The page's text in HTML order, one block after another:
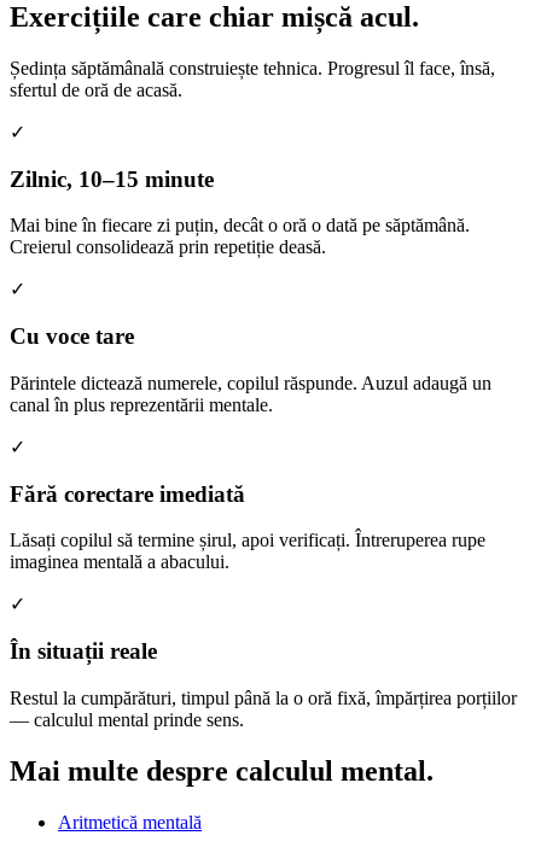
Exercițiile care chiar mișcă acul.
Ședința săptămânală construiește tehnica. Progresul îl face, însă,
sfertul de oră de acasă.
✓
Zilnic, 10–15 minute
Mai bine în fiecare zi puțin, decât o oră o dată pe săptămână.
Creierul consolidează prin repetiție deasă.
✓
Cu voce tare
Părintele dictează numerele, copilul răspunde. Auzul adaugă un
canal în plus reprezentării mentale.
✓
Fără corectare imediată
Lăsați copilul să termine șirul, apoi verificați. Întreruperea rupe
imaginea mentală a abacului.
✓
În situații reale
Restul la cumpărături, timpul până la o oră fixă, împărțirea porțiilor
— calculul mental prinde sens.
Mai multe despre calculul mental.
Aritmetică mentală